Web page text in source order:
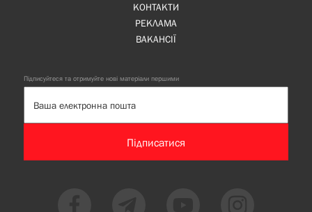
КОНТАКТИ
РЕКЛАМА
ВАКАНСІЇ
Підписуйтеся та отримуйте нові матеріали першими
Підписатися